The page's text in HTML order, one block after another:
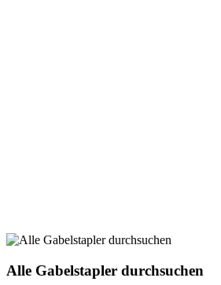
Alle Gabelstapler durchsuchen